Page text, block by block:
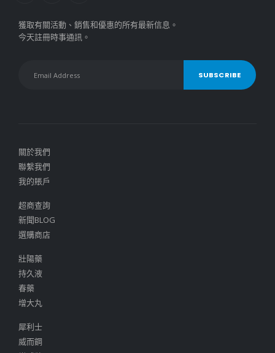
獲取有關活動、銷售和優惠的所有最新信息。
今天註冊時事通訊。
關於我們
聯繫我們
我的賬戶
超商查詢
新聞BLOG
選購商店
壯陽藥
持久液
春藥
增大丸
犀利士
威而鋼